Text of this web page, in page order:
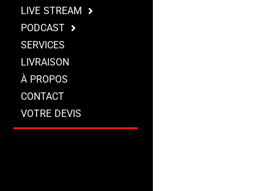
LIVE STREAM
PODCAST
SERVICES
LIVRAISON
À PROPOS
CONTACT
VOTRE DEVIS